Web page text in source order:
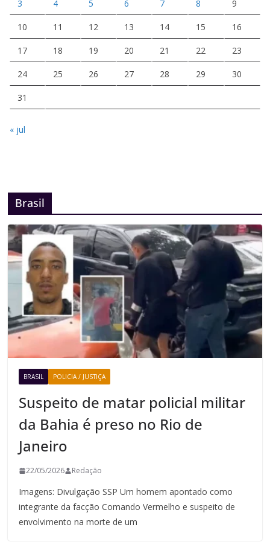
3 4 5 6 7 8 9
10 11 12 13 14 15 16
17 18 19 20 21 22 23
24 25 26 27 28 29 30
31
« jul
Brasil
BRASIL POLICIA / JUSTIÇA
Suspeito de matar policial militar
da Bahia é preso no Rio de
Janeiro
22/05/2026 Redação
Imagens: Divulgação SSP Um homem apontado como
integrante da facção Comando Vermelho e suspeito de
envolvimento na morte de um